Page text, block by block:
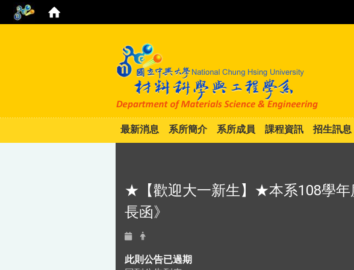
最新消息 系所簡介 系所成員 課程資訊 招生訊息
★【歡迎大一新生】★本系108學年
長函》
此則公告已過期